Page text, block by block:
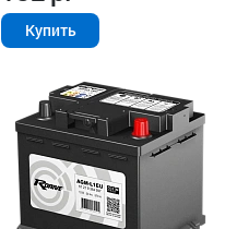
Купить